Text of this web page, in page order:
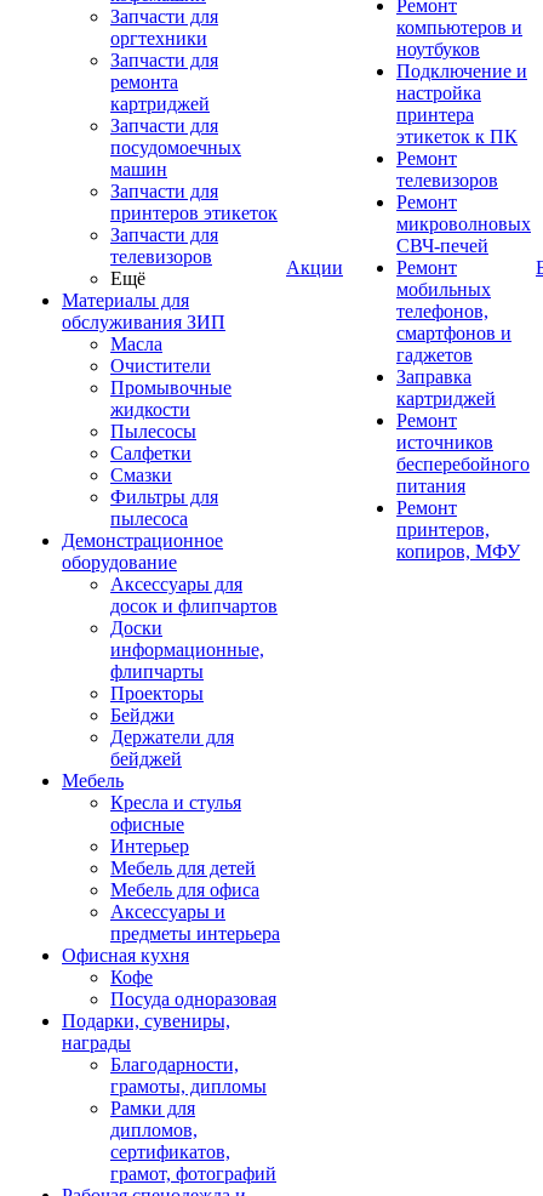
Запчасти для
оргтехники
Запчасти для
ремонта
картриджей
Запчасти для
посудомоечных
машин
Запчасти для
принтеров этикеток
Запчасти для
телевизоров
Ещё
Материалы для
обслуживания ЗИП
Масла
Очистители
Промывочные
жидкости
Пылесосы
Салфетки
Смазки
Фильтры для
пылесоса
Демонстрационное
оборудование
Аксессуары для
досок и флипчартов
Доски
информационные,
флипчарты
Проекторы
Бейджи
Держатели для
бейджей
Мебель
Кресла и стулья
офисные
Интерьер
Мебель для детей
Мебель для офиса
Аксессуары и
предметы интерьера
Офисная кухня
Кофе
Посуда одноразовая
Подарки, сувениры,
награды
Благодарности,
грамоты, дипломы
Рамки для
дипломов,
сертификатов,
грамот, фотографий
Акции
Ремонт
компьютеров и
ноутбуков
Подключение и
настройка
принтера
этикеток к ПК
Ремонт
телевизоров
Ремонт
микроволновых
СВЧ-печей
Ремонт
мобильных
телефонов,
смартфонов и
гаджетов
Заправка
картриджей
Ремонт
источников
бесперебойного
питания
Ремонт
принтеров,
копиров, МФУ